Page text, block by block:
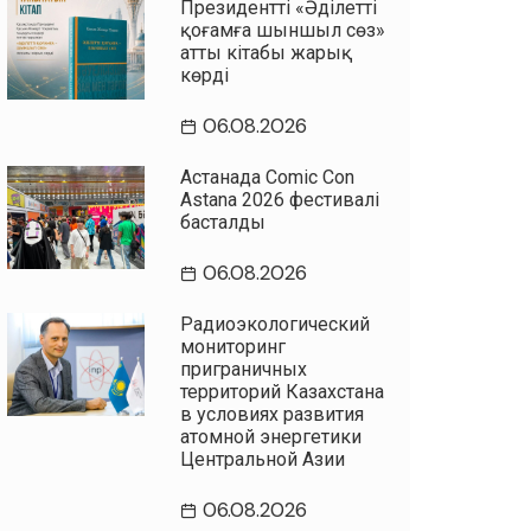
Президенттің «Әділетті
қоғамға шыншыл сөз»
атты кітабы жарық
көрді
06.08.2026
Астанада Comic Con
Astana 2026 фестивалі
басталды
06.08.2026
Радиоэкологический
мониторинг
приграничных
территорий Казахстана
в условиях развития
атомной энергетики
Центральной Азии
06.08.2026